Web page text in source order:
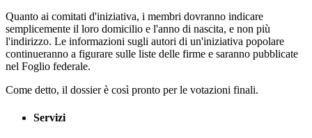
Quanto ai comitati d'iniziativa, i membri dovranno indicare
semplicemente il loro domicilio e l'anno di nascita, e non più
l'indirizzo. Le informazioni sugli autori di un'iniziativa popolare
continueranno a figurare sulle liste delle firme e saranno pubblicate
nel Foglio federale.
Come detto, il dossier è così pronto per le votazioni finali.
Servizi